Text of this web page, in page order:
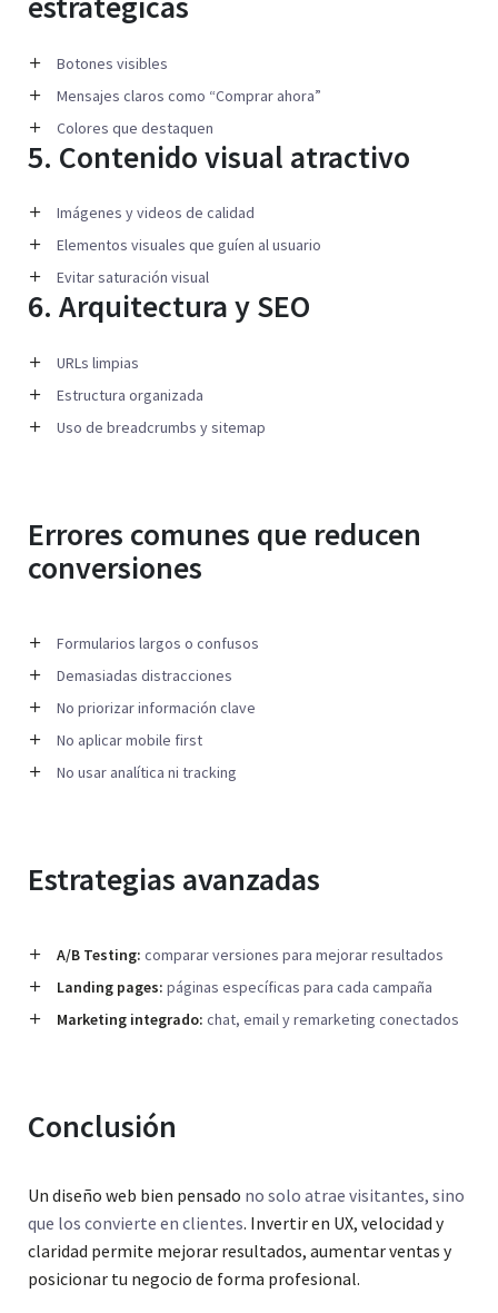
Botones visibles
Mensajes claros como “Comprar ahora”
Colores que destaquen
5. Contenido visual atractivo
Imágenes y videos de calidad
Elementos visuales que guíen al usuario
Evitar saturación visual
6. Arquitectura y SEO
URLs limpias
Estructura organizada
Uso de breadcrumbs y sitemap
Errores comunes que reducen
conversiones
Formularios largos o confusos
Demasiadas distracciones
No priorizar información clave
No aplicar mobile first
No usar analítica ni tracking
Estrategias avanzadas
A/B Testing: comparar versiones para mejorar resultados
Landing pages: páginas específicas para cada campaña
Marketing integrado: chat, email y remarketing conectados
Conclusión
Un diseño web bien pensado no solo atrae visitantes, sino
que los convierte en clientes. Invertir en UX, velocidad y
claridad permite mejorar resultados, aumentar ventas y
posicionar tu negocio de forma profesional.